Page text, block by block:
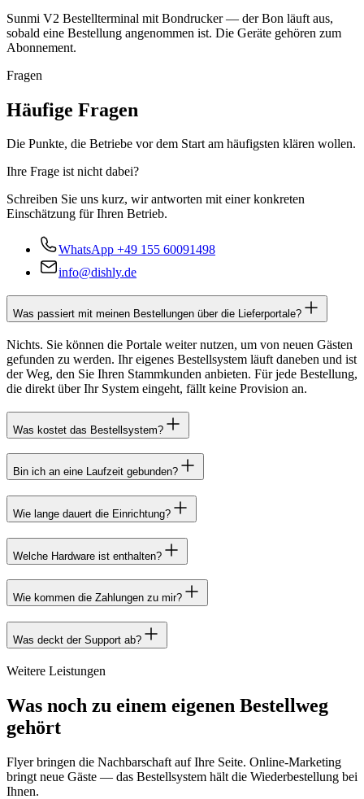
Sunmi V2 Bestellterminal mit Bondrucker — der Bon läuft aus,
sobald eine Bestellung angenommen ist. Die Geräte gehören zum
Abonnement.
Fragen
Häufige Fragen
Die Punkte, die Betriebe vor dem Start am häufigsten klären wollen.
Ihre Frage ist nicht dabei?
Schreiben Sie uns kurz, wir antworten mit einer konkreten
Einschätzung für Ihren Betrieb.
WhatsApp +49 155 60091498
info@dishly.de
Was passiert mit meinen Bestellungen über die Lieferportale?
Nichts. Sie können die Portale weiter nutzen, um von neuen Gästen
gefunden zu werden. Ihr eigenes Bestellsystem läuft daneben und ist
der Weg, den Sie Ihren Stammkunden anbieten. Für jede Bestellung,
die direkt über Ihr System eingeht, fällt keine Provision an.
Was kostet das Bestellsystem?
Bin ich an eine Laufzeit gebunden?
Wie lange dauert die Einrichtung?
Welche Hardware ist enthalten?
Wie kommen die Zahlungen zu mir?
Was deckt der Support ab?
Weitere Leistungen
Was noch zu einem eigenen Bestellweg
gehört
Flyer bringen die Nachbarschaft auf Ihre Seite. Online-Marketing
bringt neue Gäste — das Bestellsystem hält die Wiederbestellung bei
Ihnen.